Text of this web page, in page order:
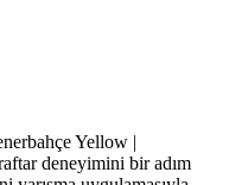
Yellow |
deneyimini bir adım